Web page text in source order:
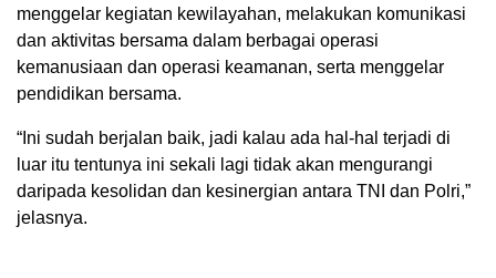
menggelar kegiatan kewilayahan, melakukan komunikasi
dan aktivitas bersama dalam berbagai operasi
kemanusiaan dan operasi keamanan, serta menggelar
pendidikan bersama.
“Ini sudah berjalan baik, jadi kalau ada hal-hal terjadi di
luar itu tentunya ini sekali lagi tidak akan mengurangi
daripada kesolidan dan kesinergian antara TNI dan Polri,”
jelasnya.